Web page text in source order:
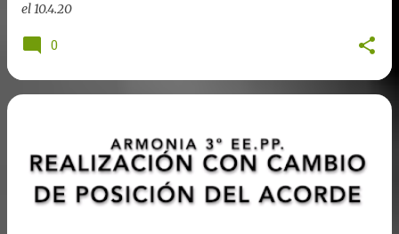
el10.4.20
0